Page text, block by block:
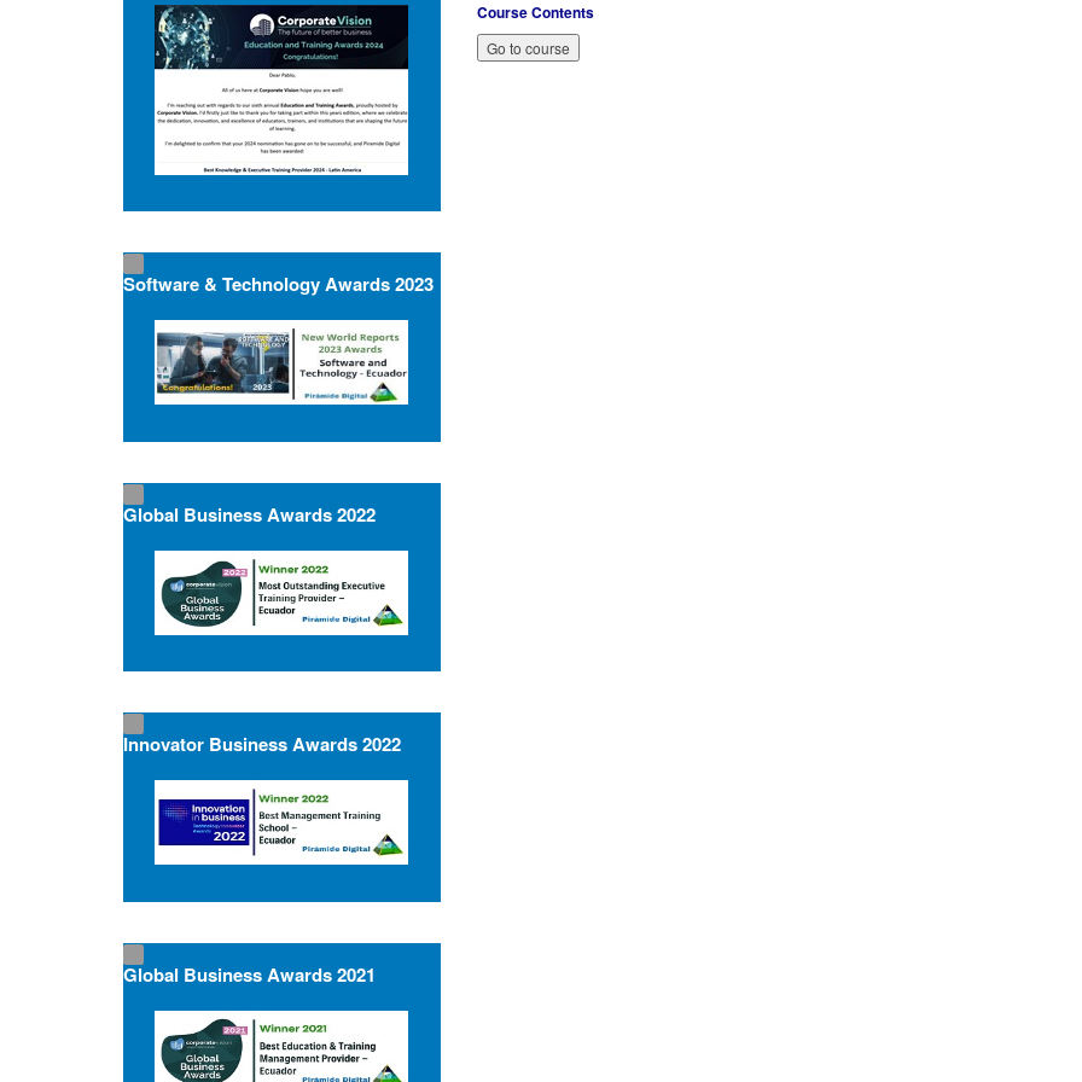
Course Contents
Software & Technology Awards 2023
Global Business Awards 2022
Innovator Business Awards 2022
Global Business Awards 2021